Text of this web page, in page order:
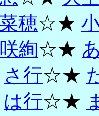
穂☆★
絢☆★
さ行☆★
は行☆★